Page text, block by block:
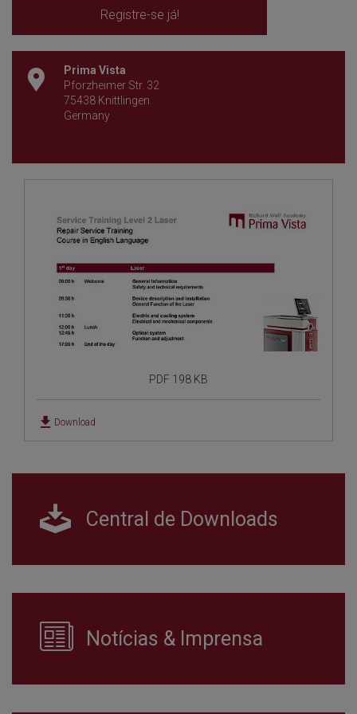
Registre-se já!
Prima Vista
Pforzheimer Str. 32
75438 Knittlingen
Germany
PDF 198 KB
Download
Central de Downloads
Notícias & Imprensa